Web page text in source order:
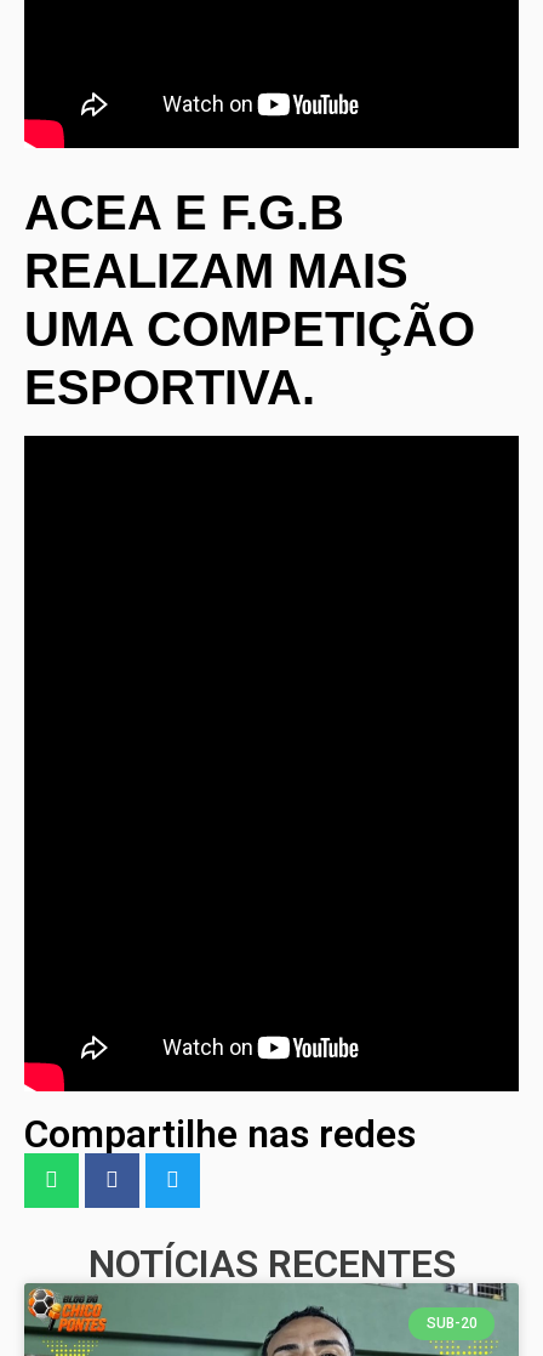
ACEA E F.G.B
REALIZAM MAIS
UMA COMPETIÇÃO
ESPORTIVA.
Compartilhe nas redes
NOTÍCIAS RECENTES
SUB-20